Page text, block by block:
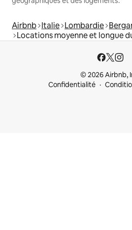
Airbnb Italie Lombardie
Locations moyenne et longue
© 2026 Airbnb,
Confidentialité